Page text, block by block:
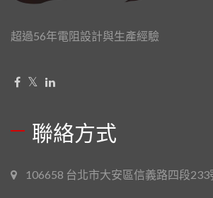
超過56年電阻設計與生產經驗
聯絡方式
106658 台北市大安區信義路四段233